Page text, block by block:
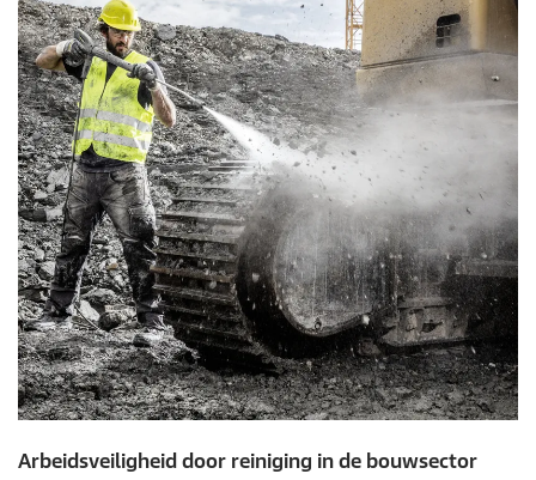
Arbeidsveiligheid door reiniging in de bouwsector